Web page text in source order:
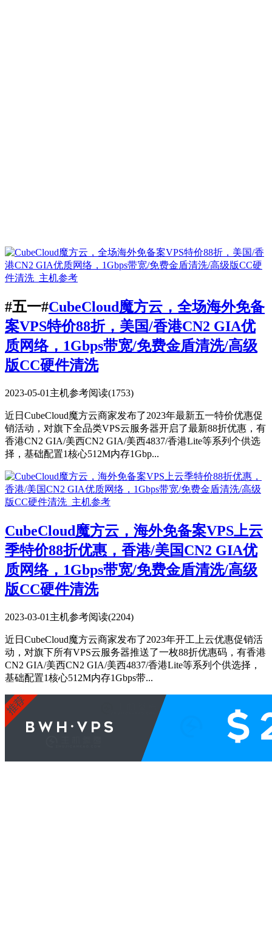
#五一#CubeCloud魔方云，全场海外免备
案VPS特价88折，美国/香港CN2 GIA优
质网络，1Gbps带宽/免费金盾清洗/高级
版CC硬件清洗
2023-05-01 主机参考阅读(1753)
近日CubeCloud魔方云商家发布了2023年最新五一特价优惠促
销活动，对旗下全品类VPS云服务器开启了最新88折优惠，有
香港CN2 GIA/美西CN2 GIA/美西4837/香港Lite等系列个供选
择，基础配置1核心512M内存1Gbp...
CubeCloud魔方云，海外免备案VPS上云
季特价88折优惠，香港/美国CN2 GIA优
质网络，1Gbps带宽/免费金盾清洗/高级
版CC硬件清洗
2023-03-01 主机参考阅读(2204)
近日CubeCloud魔方云商家发布了2023年开工上云优惠促销活
动，对旗下所有VPS云服务器推送了一枚88折优惠码，有香港
CN2 GIA/美西CN2 GIA/美西4837/香港Lite等系列个供选择，
基础配置1核心512M内存1Gbps带...